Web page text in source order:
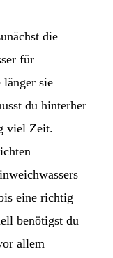
die
für
länger sie
du hinterher
viel Zeit.
eine richtig
benötigst du
allem